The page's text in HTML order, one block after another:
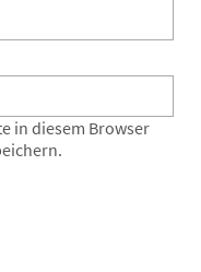
in diesem Browser